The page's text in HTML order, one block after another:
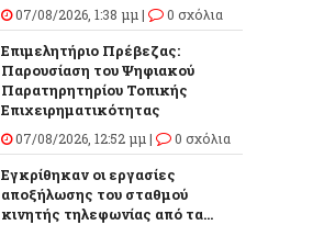
07/08/2026, 1:38 μμ | 0 σχόλια
Επιμελητήριο Πρέβεζας:
Παρουσίαση του Ψηφιακού
Παρατηρητηρίου Τοπικής
Επιχειρηματικότητας
07/08/2026, 12:52 μμ | 0 σχόλια
Εγκρίθηκαν οι εργασίες
αποξήλωσης του σταθμού
κινητής τηλεφωνίας από τα...